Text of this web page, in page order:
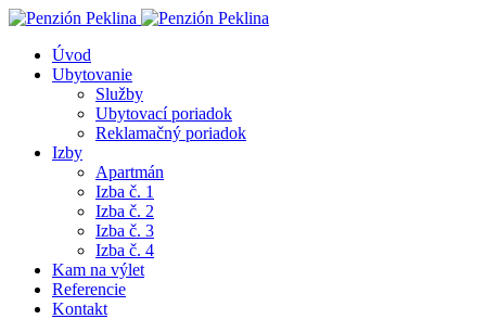
Úvod
Ubytovanie
Služby
Ubytovací poriadok
Reklamačný poriadok
Izby
Apartmán
Izba č. 1
Izba č. 2
Izba č. 3
Izba č. 4
Kam na výlet
Referencie
Kontakt